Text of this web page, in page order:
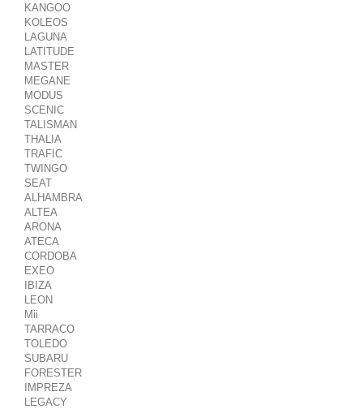
KANGOO
KOLEOS
LAGUNA
LATITUDE
MASTER
MEGANE
MODUS
SCENIC
TALISMAN
THALIA
TRAFIC
TWINGO
SEAT
ALHAMBRA
ALTEA
ARONA
ATECA
CORDOBA
EXEO
IBIZA
LEON
Mii
TARRACO
TOLEDO
SUBARU
FORESTER
IMPREZA
LEGACY